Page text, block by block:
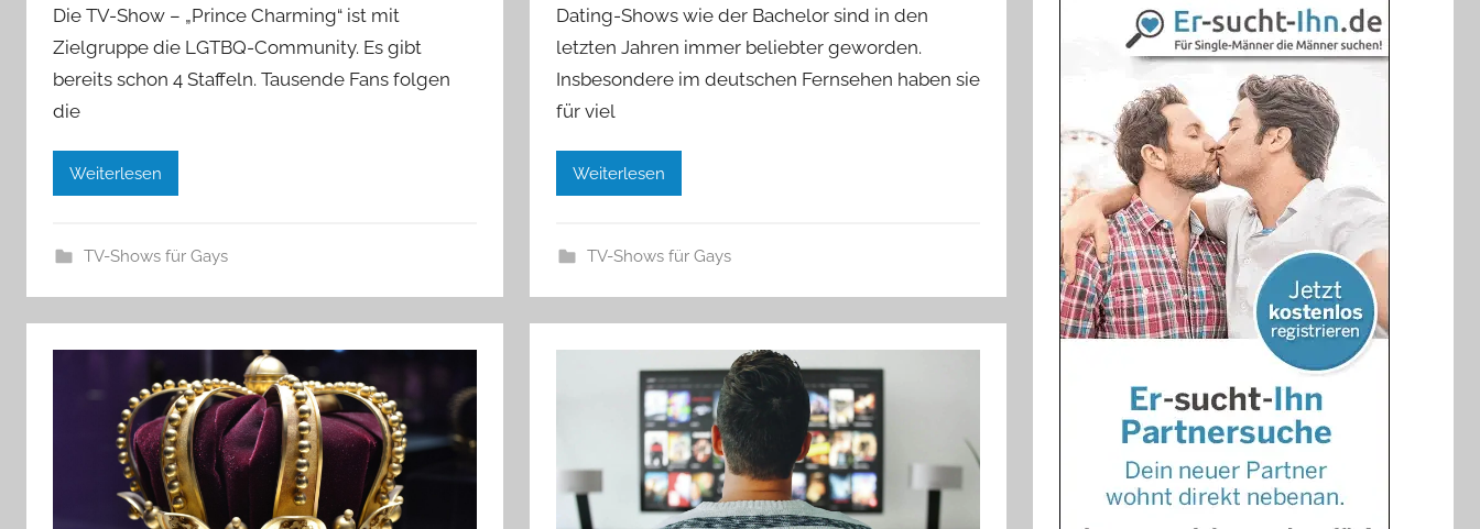
Die TV-Show – „Prince Charming“ ist mit
Zielgruppe die LGTBQ-Community. Es gibt
bereits schon 4 Staffeln. Tausende Fans folgen
die
Weiterlesen
TV-Shows für Gays
Dating-Shows wie der Bachelor sind in den
letzten Jahren immer beliebter geworden.
Insbesondere im deutschen Fernsehen haben sie
für viel
Weiterlesen
TV-Shows für Gays